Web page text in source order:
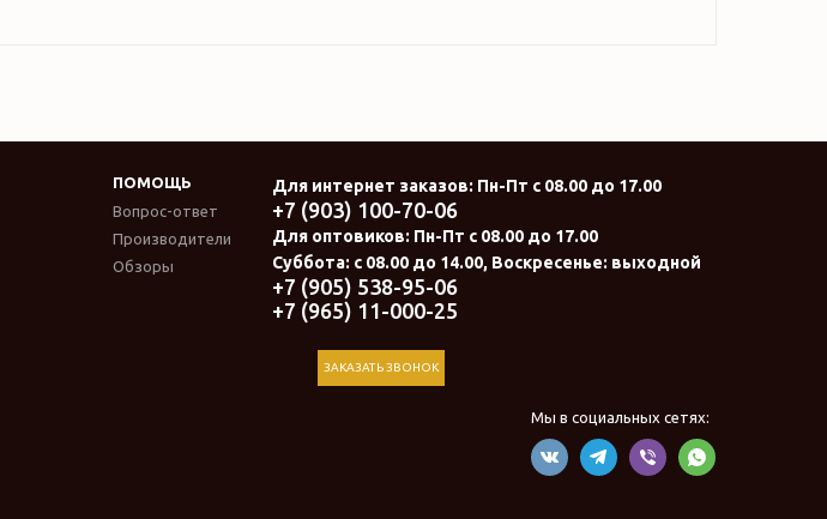
ПОМОЩЬ
Вопрос-ответ
Производители
Обзоры
Для интернет заказов: Пн-Пт с 08.00 до 17.00
+7 (903) 100-70-06
Для оптовиков: Пн-Пт с 08.00 до 17.00
Суббота: с 08.00 до 14.00, Воскресенье: выходной
+7 (905) 538-95-06
+7 (965) 11-000-25
ЗАКАЗАТЬ ЗВОНОК
Мы в социальных сетях: